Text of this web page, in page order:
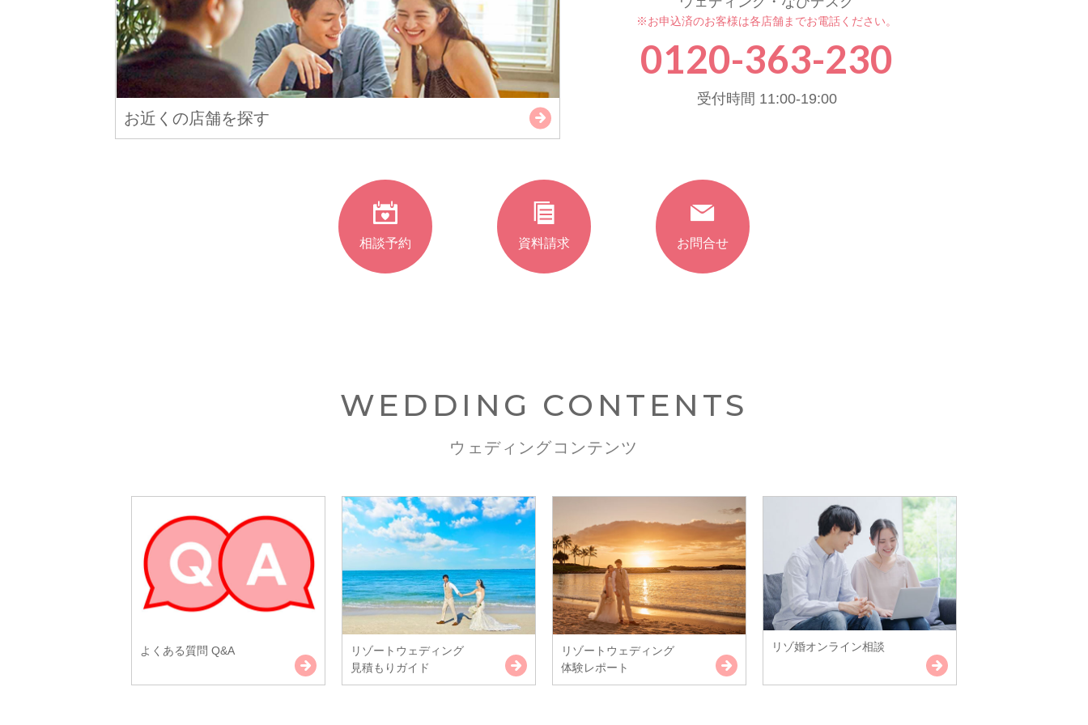
お近くの店舗を探す
※お申込済のお客様は各店舗までお電話ください。
0120-363-230
受付時間 11:00-19:00
相談予約 資料請求 お問合せ
WEDDING CONTENTS
ウェディングコンテンツ
よくある質問 Q&A
リゾートウェディング
見積もりガイド
リゾートウェディング
体験レポート
リゾ婚オンライン相談